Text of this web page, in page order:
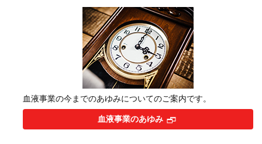
血液事業の今までのあゆみについてのご案内です。
血液事業のあゆみ